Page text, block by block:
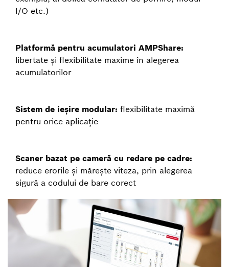
I/O etc.)
Platformă pentru acumulatori AMPShare:
libertate și flexibilitate maxime în alegerea
acumulatorilor
Sistem de ieșire modular: flexibilitate maximă
pentru orice aplicație
Scaner bazat pe cameră cu redare pe cadre:
reduce erorile și mărește viteza, prin alegerea
sigură a codului de bare corect